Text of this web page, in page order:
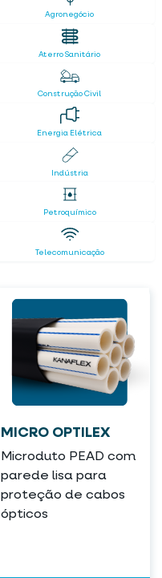
Agronegócio
Aterro Sanitário
Construção Civil
Energia Elétrica
Indústria
Petroquímico
Telecomunicação
MICRO OPTILEX
Microduto PEAD com
parede lisa para
proteção de cabos
ópticos